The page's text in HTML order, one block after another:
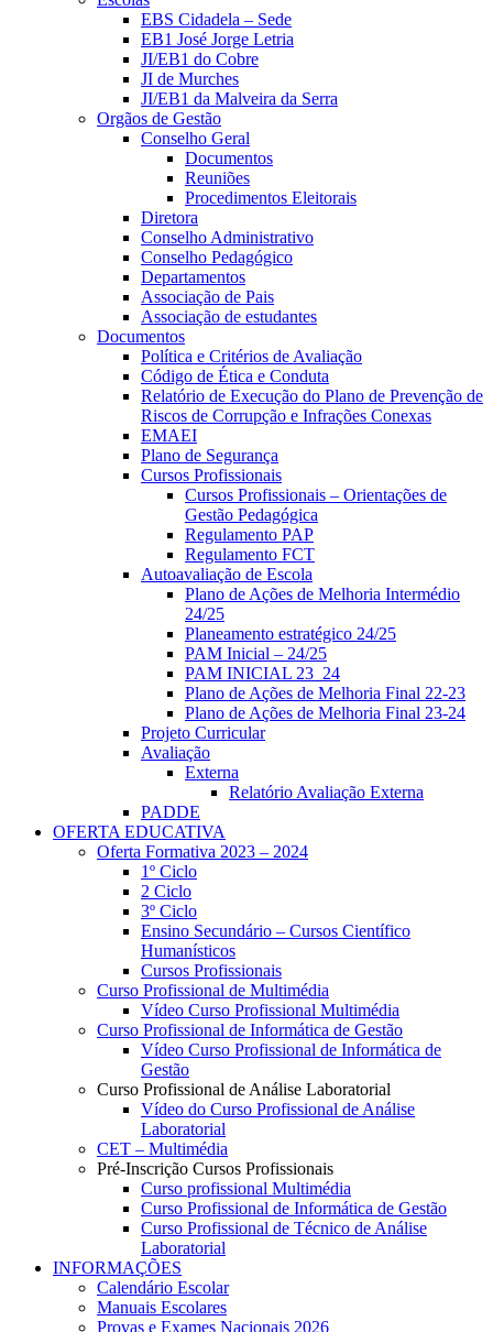
EBS Cidadela – Sede
EB1 José Jorge Letria
JI/EB1 do Cobre
JI de Murches
JI/EB1 da Malveira da Serra
Orgãos de Gestão
Conselho Geral
Documentos
Reuniões
Procedimentos Eleitorais
Diretora
Conselho Administrativo
Conselho Pedagógico
Departamentos
Associação de Pais
Associação de estudantes
Documentos
Política e Critérios de Avaliação
Código de Ética e Conduta
Relatório de Execução do Plano de Prevenção de
Riscos de Corrupção e Infrações Conexas
EMAEI
Plano de Segurança
Cursos Profissionais
Cursos Profissionais – Orientações de
Gestão Pedagógica
Regulamento PAP
Regulamento FCT
Autoavaliação de Escola
Plano de Ações de Melhoria Intermédio
24/25
Planeamento estratégico 24/25
PAM Inicial – 24/25
PAM INICIAL 23_24
Plano de Ações de Melhoria Final 22-23
Plano de Ações de Melhoria Final 23-24
Projeto Curricular
Avaliação
Externa
Relatório Avaliação Externa
PADDE
OFERTA EDUCATIVA
Oferta Formativa 2023 – 2024
1º Ciclo
2 Ciclo
3º Ciclo
Ensino Secundário – Cursos Científico
Humanísticos
Cursos Profissionais
Curso Profissional de Multimédia
Vídeo Curso Profissional Multimédia
Curso Profissional de Informática de Gestão
Vídeo Curso Profissional de Informática de
Gestão
Curso Profissional de Análise Laboratorial
Vídeo do Curso Profissional de Análise
Laboratorial
CET – Multimédia
Pré-Inscrição Cursos Profissionais
Curso profissional Multimédia
Curso Profissional de Informática de Gestão
Curso Profissional de Técnico de Análise
Laboratorial
INFORMAÇÕES
Calendário Escolar
Manuais Escolares
Provas e Exames Nacionais 2026